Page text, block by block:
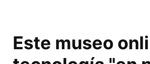
Este museo